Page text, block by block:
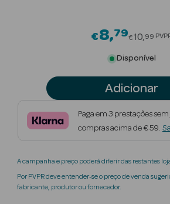
Beauty Season
Nutricosmética
Perfumes
Beauty Season
€8 79Price
€10 99
Disponível
Adicionar
Paga em 3 prestações
compras acima de € 59.
A campanha e preço poderá diferir das restantes
Por PVPR deve entender-se o preço de venda
fabricante, produtor ou fornecedor.